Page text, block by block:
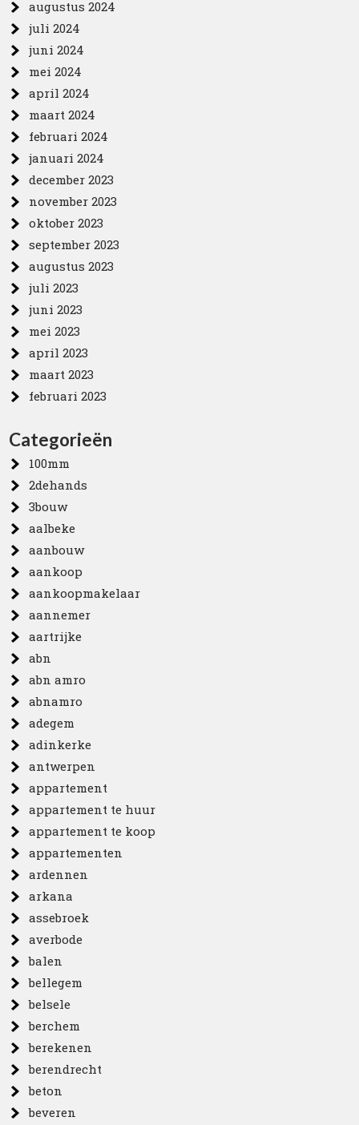
augustus 2024
juli 2024
juni 2024
mei 2024
april 2024
maart 2024
februari 2024
januari 2024
december 2023
november 2023
oktober 2023
september 2023
augustus 2023
juli 2023
juni 2023
mei 2023
april 2023
maart 2023
februari 2023
Categorieën
100mm
2dehands
3bouw
aalbeke
aanbouw
aankoop
aankoopmakelaar
aannemer
aartrijke
abn
abn amro
abnamro
adegem
adinkerke
antwerpen
appartement
appartement te huur
appartement te koop
appartementen
ardennen
arkana
assebroek
averbode
balen
bellegem
belsele
berchem
berekenen
berendrecht
beton
beveren